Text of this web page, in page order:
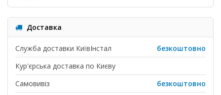
Доставка
Служба доставки КиївІнстал
безкоштовно
Кур'єрська доставка по Києву
Самовивіз
безкоштовно